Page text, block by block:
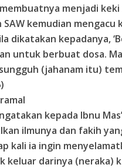
menjadi
kemudian mengacu
dikatakan kepadanya,
untuk berbuat dosa.
(jahanam itu)
kepada Ibnu
ilmunya dan fakih
kali ia ingin
keluar darinya (neraka)